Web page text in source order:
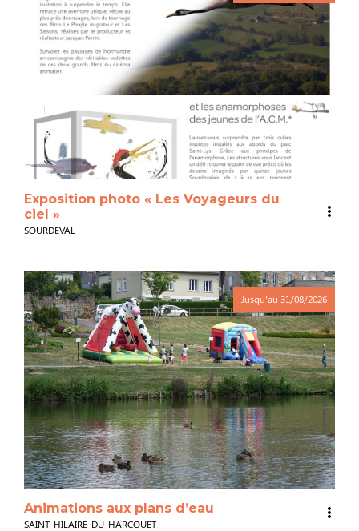
Exposition photo « Les Voyageurs du
ciel »
SOURDEVAL
Jusqu'au 31/08/2026
Animations aux plans d’eau
SAINT-HILAIRE-DU-HARCOUET